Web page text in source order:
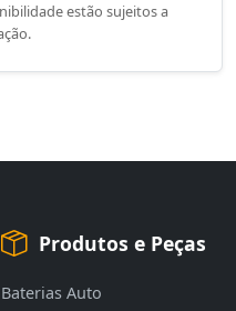
estão sujeitos a
Produtos e Peças
Baterias Auto